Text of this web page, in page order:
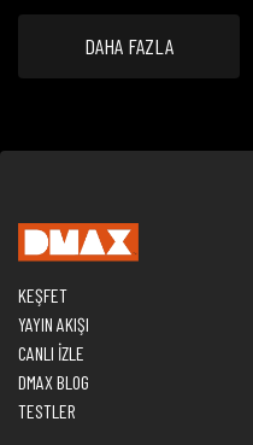
DAHA FAZLA
KEŞFET
YAYIN AKIŞI
CANLI İZLE
DMAX BLOG
TESTLER